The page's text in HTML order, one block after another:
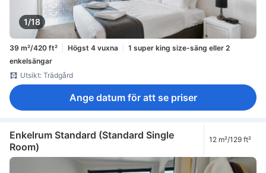
1/18
39 m²/420 ft² Högst 4 vuxna
1 super king size-säng eller 2
enkelsängar
Utsikt: Trädgård
Ange datum för att se priser
Enkelrum Standard (Standard Single
Room)
12 m²/129 ft²